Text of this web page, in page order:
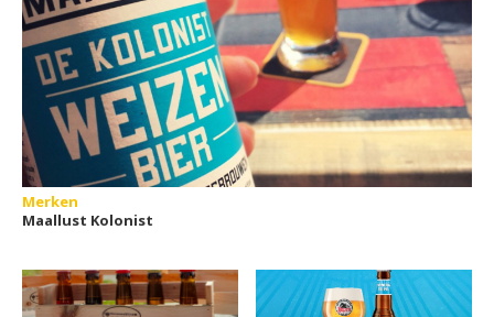
Merken
Maallust Kolonist